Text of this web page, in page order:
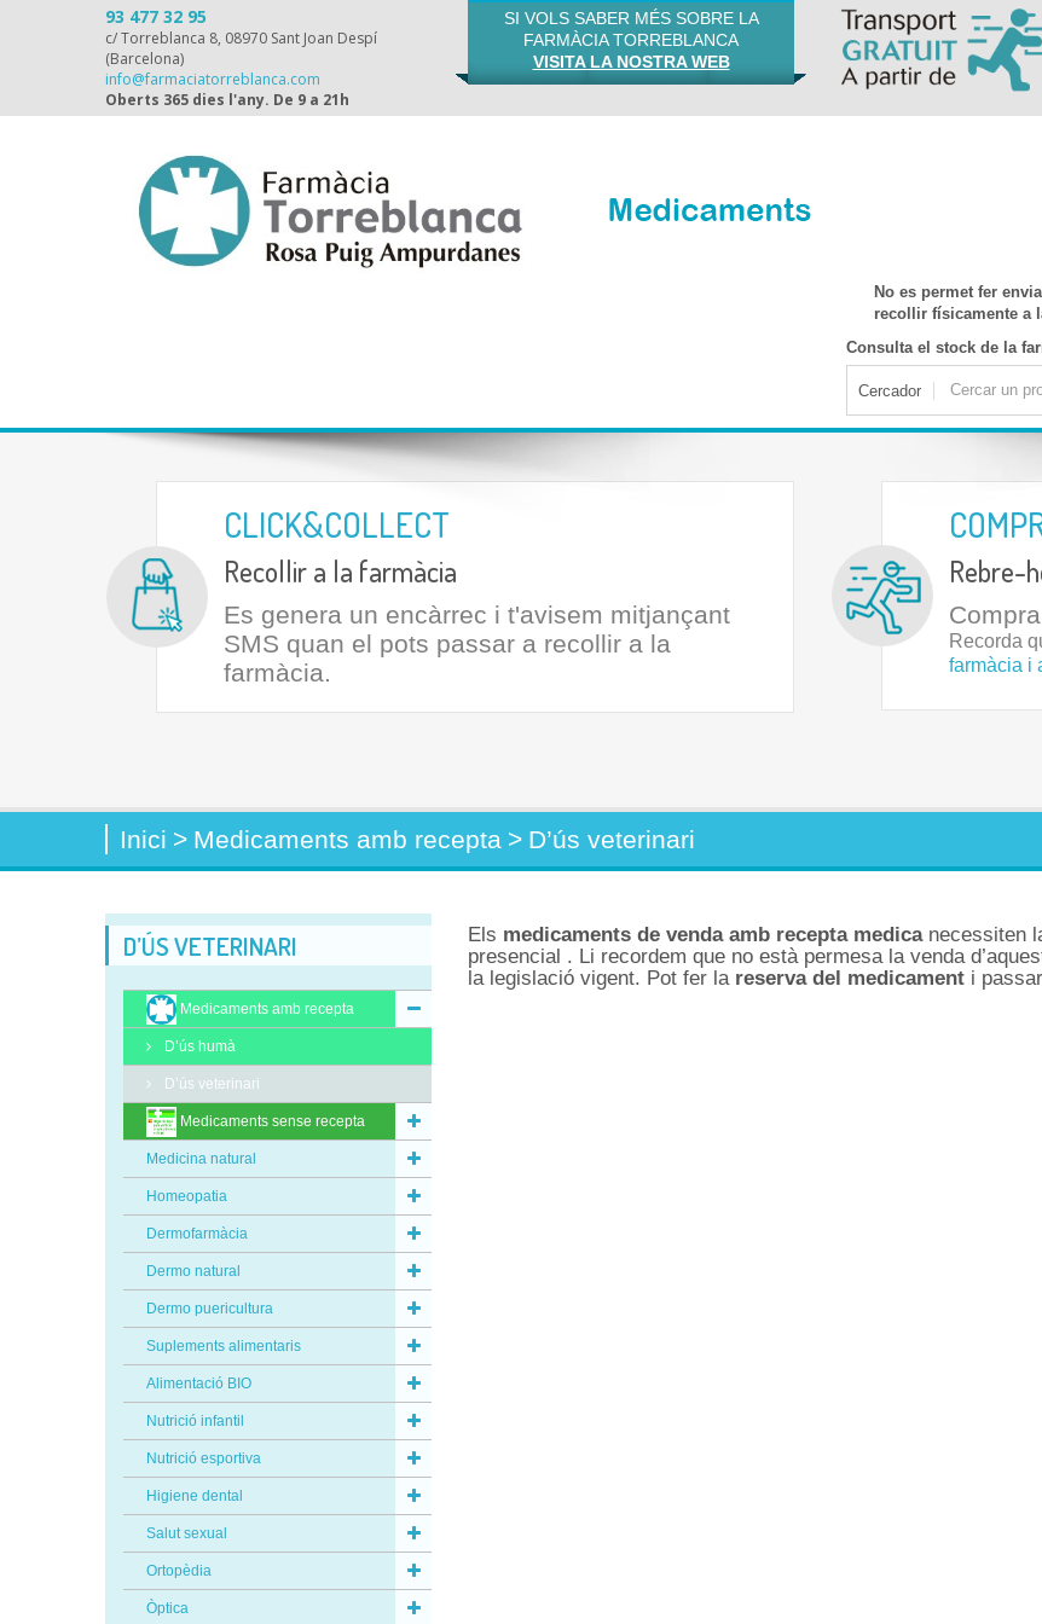
93 477 32 95
c/ Torreblanca 8, 08970 Sant Joan Despí
(Barcelona)
info@farmaciatorreblanca.com
Oberts 365 dies l'any. De 9 a 21h
SI VOLS SABER MÉS SOBRE LA
FARMÀCIA TORREBLANCA
VISITA LA NOSTRA WEB
No es permet fer
recollir físicamente a
Consulta el stock de la
Cercador
CLICK&COLLECT
Recollir a la farmàcia
Es genera un encàrrec i t'avisem mitjançant
SMS quan el pots passar a recollir a la
farmàcia.
Rebre-
Recorda
farmàcia i
Inici > Medicaments amb recepta > D’ús veterinari
D’ÚS VETERINARI
Medicaments amb recepta
D’ús humà
D’ús veterinari
Medicaments sense recepta
Medicina natural
Homeopatia
Dermofarmàcia
Dermo natural
Dermo puericultura
Suplements alimentaris
Alimentació BIO
Nutrició infantil
Nutrició esportiva
Higiene dental
Salut sexual
Ortopèdia
Òptica
Els medicaments de venda amb recepta medicanecessiten
presencial . Li recordem que no està permesa la venda
la legislació vigent. Pot fer la reserva del medicament i